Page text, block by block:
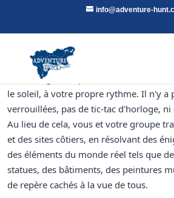
info@adventure-
Adventure Hunt est une expérience
nouveau genre, qui se déroule
le soleil, à votre propre rythme. Il n'y a
verrouillées, pas de tic-tac d'horloge, ni
Au lieu de cela, vous et votre groupe
et des sites côtiers, en résolvant des
des éléments du monde réel tels que
statues, des bâtiments, des peintures
de repère cachés à la vue de tous.